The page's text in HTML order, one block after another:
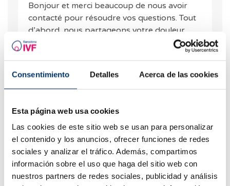
Consentimiento Detalles Acerca de las cookies
Esta página web usa cookies
Las cookies de este sitio web se usan para personalizar
el contenido y los anuncios, ofrecer funciones de redes
sociales y analizar el tráfico. Además, compartimos
información sobre el uso que haga del sitio web con
nuestros partners de redes sociales, publicidad y análisis
Bonjour et merci beaucoup de nous avoir
contacté pour résoudre vos questions. Tout
d’abord, nous partageons votre douleur
pour les pertes de grossesse que vous avez
subies. En ce qui concerne votre question,
bloquée ne provoque généralement pas de
fausse couche à 8 semaines. Il est toujours
obstruction ne provoque pas d’accumulation
de liquide dans le tube, car cela peut avoir
des effets nocifs. Pour le détecter, le plus
conseillé est de faire une échographie où il
pourra être visualisé. Dans le cas de deux
avortements spontanés, en fonction des